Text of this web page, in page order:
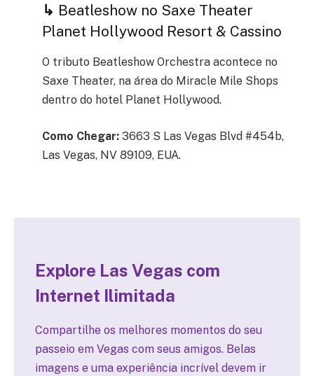
↳ Beatleshow no Saxe Theater
Planet Hollywood Resort & Cassino
O tributo Beatleshow Orchestra acontece no
Saxe Theater, na área do Miracle Mile Shops
dentro do hotel Planet Hollywood.
Como Chegar: 3663 S Las Vegas Blvd #454b,
Las Vegas, NV 89109, EUA.
Explore Las Vegas com
Internet Ilimitada
Compartilhe os melhores momentos do seu
passeio em Vegas com seus amigos. Belas
imagens e uma experiência incrível devem ir